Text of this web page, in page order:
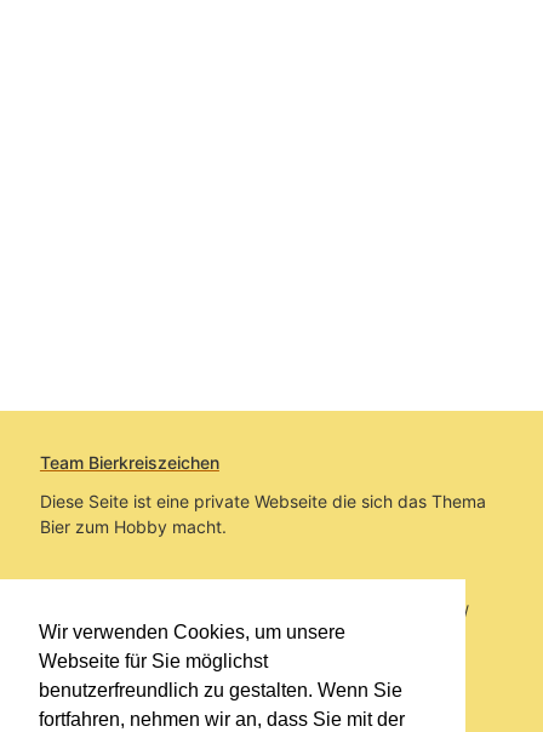
Wir verwenden Cookies, um unsere
Webseite für Sie möglichst
benutzerfreundlich zu gestalten. Wenn Sie
fortfahren, nehmen wir an, dass Sie mit der
Team Bierkreiszeichen
Diese Seite ist eine private Webseite die sich das Thema
Bier zum Hobby macht.
Sie befinden sich auf https://www.bierkreiszeichen.at/
im Pfad:Übers Bier/Biersorten
Erstellt: 2013-05-19